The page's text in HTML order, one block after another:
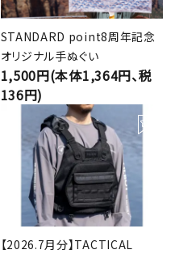
STANDARD point8周年記念
オリジナル手ぬぐい
1,500円(本体1,364円、税
136円)
【2026.7月分】TACTICAL